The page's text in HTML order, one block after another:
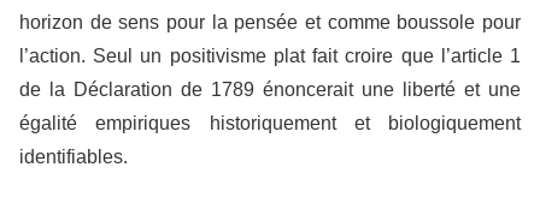
horizon de sens pour la pensée et comme boussole pour
l’action. Seul un positivisme plat fait croire que l’article 1
de la Déclaration de 1789 énoncerait une liberté et une
égalité empiriques historiquement et biologiquement
identifiables.